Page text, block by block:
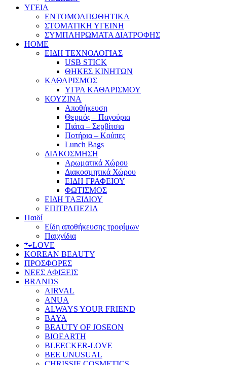
ΥΓΕΙΑ
ΕΝΤΟΜΟΑΠΩΘΗΤΙΚΑ
ΣΤΟΜΑΤΙΚΗ ΥΓΕΙΝΗ
ΣΥΜΠΛΗΡΩΜΑΤΑ ΔΙΑΤΡΟΦΗΣ
HOME
ΕΙΔΗ ΤΕΧΝΟΛΟΓΙΑΣ
USB STICK
ΘΗΚΕΣ ΚΙΝΗΤΩΝ
ΚΑΘΑΡΙΣΜΟΣ
ΥΓΡΑ ΚΑΘΑΡΙΣΜΟΥ
ΚΟΥΖΙΝΑ
Αποθήκευση
Θερμός – Παγούρια
Πιάτα – Σερβίτσια
Ποτήρια – Κούπες
Lunch Bags
ΔΙΑΚΟΣΜΗΣΗ
Αρωματικά Χώρου
Διακοσμητικά Χώρου
ΕΙΔΗ ΓΡΑΦΕΙΟΥ
ΦΩΤΙΣΜΟΣ
ΕΙΔΗ ΤΑΞΙΔΙΟΥ
ΕΠΙΤΡΑΠΕΖΙΑ
Παιδί
Είδη αποθήκευσης τροφίμων
Παιχνίδια
🐾LOVE
KOREAN BEAUTY
ΠΡΟΣΦΟΡΕΣ
ΝΕΕΣ ΑΦΙΞΕΙΣ
BRANDS
AIRVAL
ANUA
ALWAYS YOUR FRIEND
BAYA
BEAUTY OF JOSEON
BIOEARTH
BLEECKER-LOVE
BEE UNUSUAL